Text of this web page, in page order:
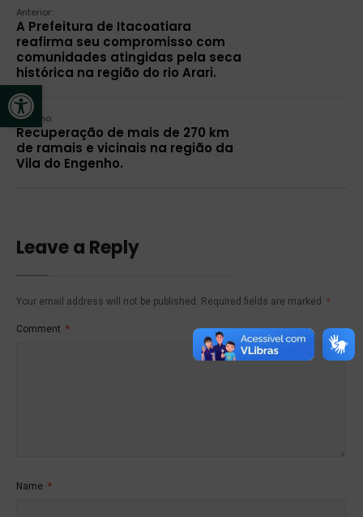
Open toolbar
Anterior:
A Prefeitura de Itacoatiara
reafirma seu compromisso com
comunidades atingidas pela seca
histórica na região do rio Arari.
Próximo:
Recuperação de mais de 270 km
de ramais e vicinais na região da
Vila do Engenho.
Leave a Reply
Your email address will not be published. Required fields are marked *
Comment *
Name *